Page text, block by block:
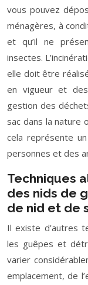
vous pouvez
ménagères, à
et qu’il ne
insectes.
elle doit être
en vigueur et des
gestion des
sac dans la nature
cela représente
personnes et des
Techniques
des nids de
de nid et de
Il existe d’autres
les guêpes et
varier
emplacement, de